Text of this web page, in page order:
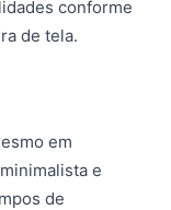
conforme
de tela.
em
e
de